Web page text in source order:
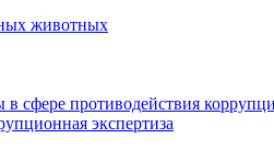
животных
сфере противодействия
экспертиза